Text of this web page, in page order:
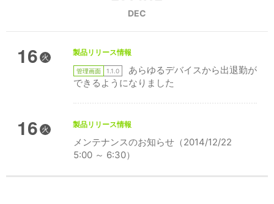
DEC
16 火
製品リリース情報
管理画面 1.1.0
あらゆるデバイスから出退勤が
できるようになりました
16 火
製品リリース情報
メンテナンスのお知らせ（2014/12/22
5:00 ～ 6:30）